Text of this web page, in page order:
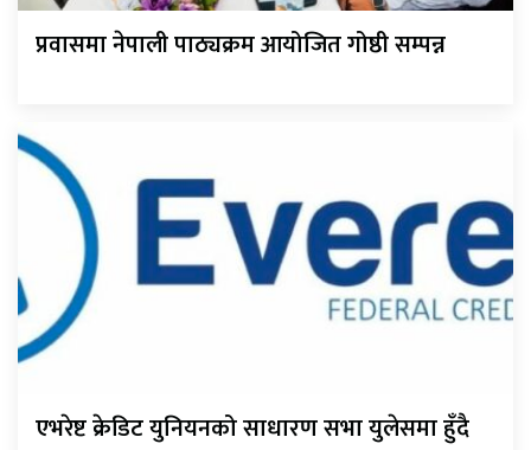
प्रवासमा नेपाली पाठ्यक्रम आयोजित गोष्ठी सम्पन्न
एभरेष्ट क्रेडिट युनियनको साधारण सभा युलेसमा हुँदै